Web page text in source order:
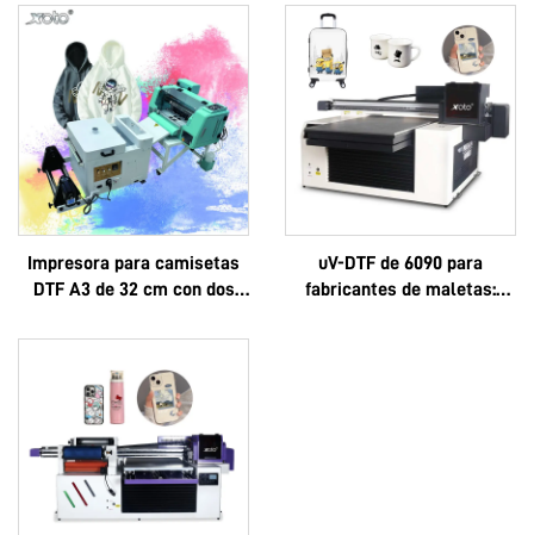
Impresora para camisetas
DTF A3 de 32 cm con dos
cabezales i1600A1
uV-DTF de 6090 para
fabricantes de maletas: